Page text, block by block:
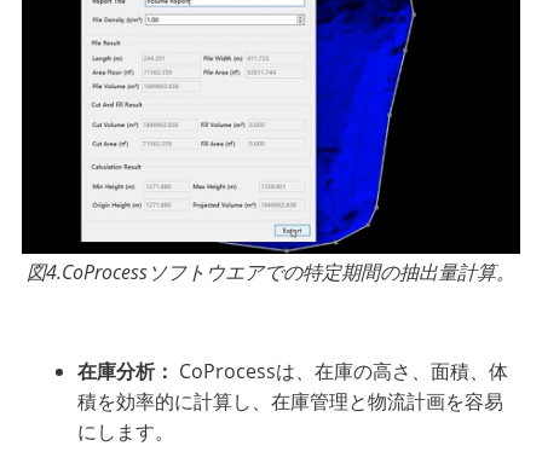
図4.CoProcessソフトウエアでの特定期間の抽出量計算。
在庫分析： CoProcessは、在庫の高さ、面積、体
積を効率的に計算し、在庫管理と物流計画を容易
にします。